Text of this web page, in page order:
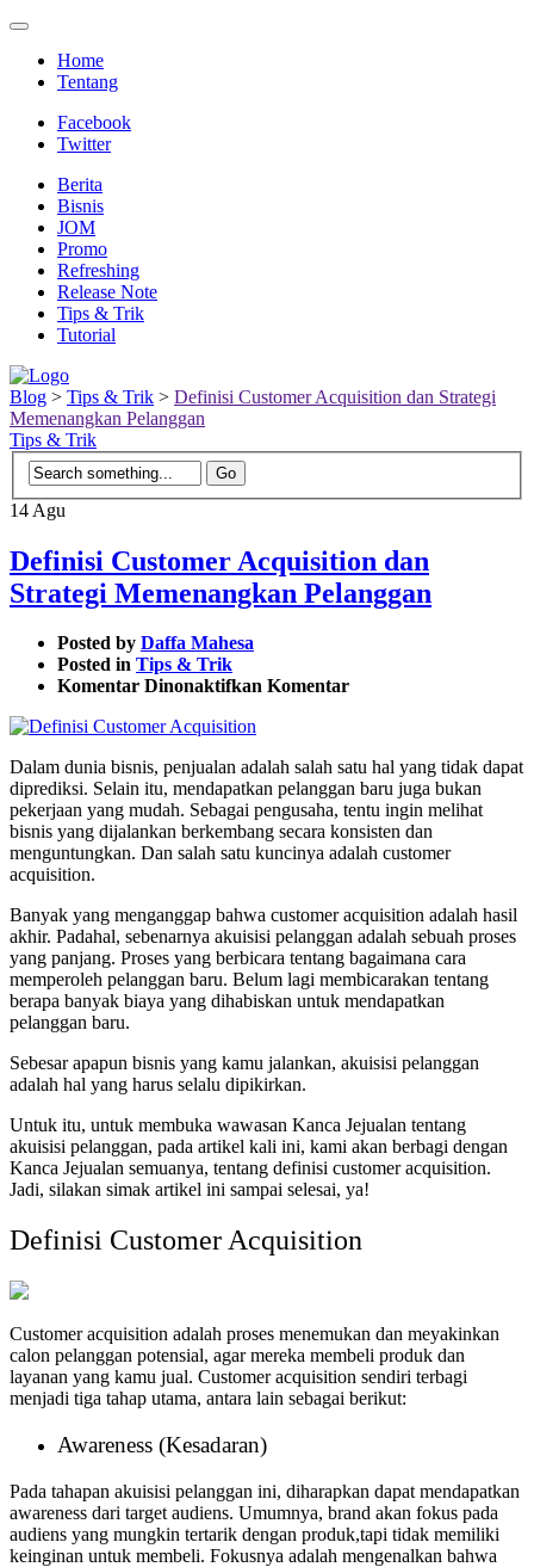
Home
Tentang
Facebook
Twitter
Berita
Bisnis
JOM
Promo
Refreshing
Release Note
Tips & Trik
Tutorial
Blog > Tips & Trik > Definisi Customer Acquisition dan Strategi
Memenangkan Pelanggan
Tips & Trik
14 Agu
Definisi Customer Acquisition dan
Strategi Memenangkan Pelanggan
Posted by Daffa Mahesa
Posted in Tips & Trik
Komentar Dinonaktifkan pada
dan
Strategi
Memenangkan
Pelanggan
Komentar
Dalam dunia bisnis, penjualan adalah salah satu hal yang tidak dapat
diprediksi. Selain itu, mendapatkan pelanggan baru juga bukan
pekerjaan yang mudah. Sebagai pengusaha, tentu ingin melihat
bisnis yang dijalankan berkembang secara konsisten dan
menguntungkan. Dan salah satu kuncinya adalah customer
acquisition.
Banyak yang menganggap bahwa customer acquisition adalah hasil
akhir. Padahal, sebenarnya akuisisi pelanggan adalah sebuah proses
yang panjang. Proses yang berbicara tentang bagaimana cara
memperoleh pelanggan baru. Belum lagi membicarakan tentang
berapa banyak biaya yang dihabiskan untuk mendapatkan
pelanggan baru.
Sebesar apapun bisnis yang kamu jalankan, akuisisi pelanggan
adalah hal yang harus selalu dipikirkan.
Untuk itu, untuk membuka wawasan Kanca Jejualan tentang
akuisisi pelanggan, pada artikel kali ini, kami akan berbagi dengan
Kanca Jejualan semuanya, tentang definisi customer acquisition.
Jadi, silakan simak artikel ini sampai selesai, ya!
Definisi Customer Acquisition
Customer acquisition adalah proses menemukan dan meyakinkan
calon pelanggan potensial, agar mereka membeli produk dan
layanan yang kamu jual. Customer acquisition sendiri terbagi
menjadi tiga tahap utama, antara lain sebagai berikut:
Awareness (Kesadaran)
Pada tahapan akuisisi pelanggan ini, diharapkan dapat mendapatkan
awareness dari target audiens. Umumnya, brand akan fokus pada
audiens yang mungkin tertarik dengan produk,tapi tidak memiliki
keinginan untuk membeli. Fokusnya adalah mengenalkan bahwa